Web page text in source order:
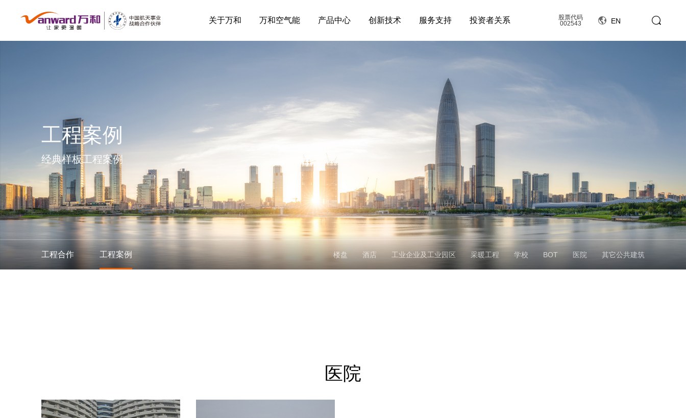
关于万和 万和空气能 产品中心 创新技术 服务支持 投资者关系
股票代码
002543
EN
工程合作 工程案例 楼盘 酒店 工业企业及工业园区 采暖工程 学校 BOT 医院 其它公共建筑
工程案例
经典样板工程案例
医院